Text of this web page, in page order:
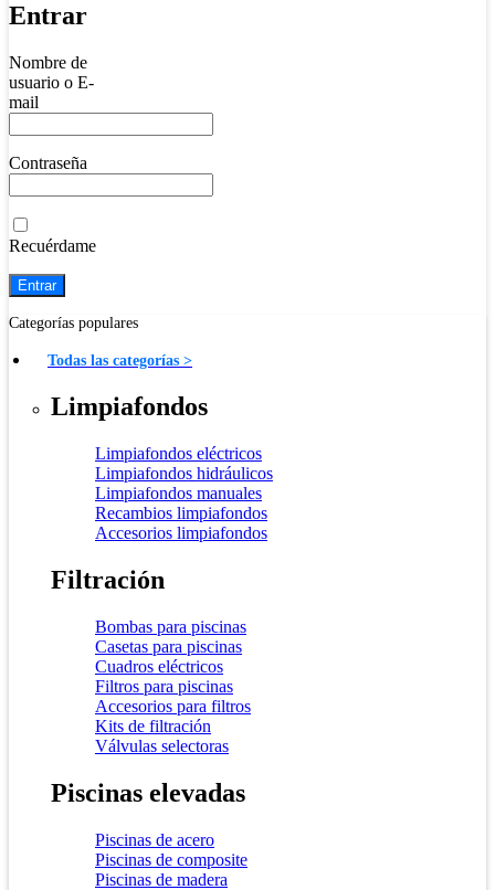
Entrar
Nombre de
usuario o E-
mail
Contraseña
Recuérdame
Categorías populares
Todas las categorías >
Limpiafondos
Limpiafondos eléctricos
Limpiafondos hidráulicos
Limpiafondos manuales
Recambios limpiafondos
Accesorios limpiafondos
Filtración
Bombas para piscinas
Casetas para piscinas
Cuadros eléctricos
Filtros para piscinas
Accesorios para filtros
Kits de filtración
Válvulas selectoras
Piscinas elevadas
Piscinas de acero
Piscinas de composite
Piscinas de madera